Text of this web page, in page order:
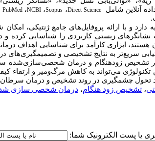
آنلاین شامل
Science
Direct، Scopus، NCBI،PubMed
.
و با ارائه پروفایلهای جامع ژنتیکی،
زیستی کاربردی را شناسایی کرده و
هستند، ابزاری کارآمد برای شناسایی اهداف
سریع‌تر به نتایج تشخیصی و تصمیمگیری‌های
تشخیص زودهنگام و درمان شخصیسازی‌شده
تکنولوژی می‌تواند به کاهش مرگ‌ومیر و ارتقاء
تحول چشمگیری در روند تشخیص و درمان سرطان
، تشخیص زود هنگام، درمان شخصی سازی
یا پست الکترونیک شما: